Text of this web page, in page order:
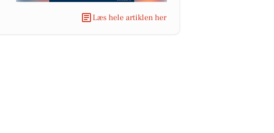
Læs hele artiklen her